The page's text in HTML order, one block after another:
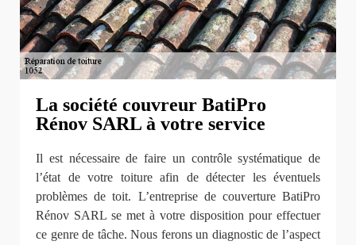
La société couvreur BatiPro
Rénov SARL à votre service
Il est nécessaire de faire un contrôle systématique de
l’état de votre toiture afin de détecter les éventuels
problèmes de toit. L’entreprise de couverture BatiPro
Rénov SARL se met à votre disposition pour effectuer
ce genre de tâche. Nous ferons un diagnostic de l’aspect